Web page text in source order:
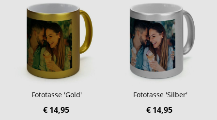
Fototasse 'Gold'
€ 14,95
Fototasse 'Silber'
€ 14,95